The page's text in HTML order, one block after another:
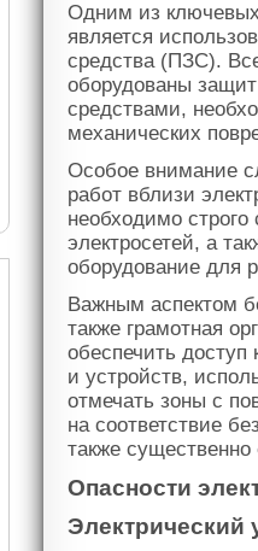
Одним из ключевых
является
средства (ПЗС).
оборудованы
средствами,
механических
Особое внимание
работ вблизи
необходимо
электросетей, а
оборудование для
Важным аспектом
также грамотная
обеспечить доступ
и устройств,
отмечать зоны с
на соответствие
также
Опасности
Электрический